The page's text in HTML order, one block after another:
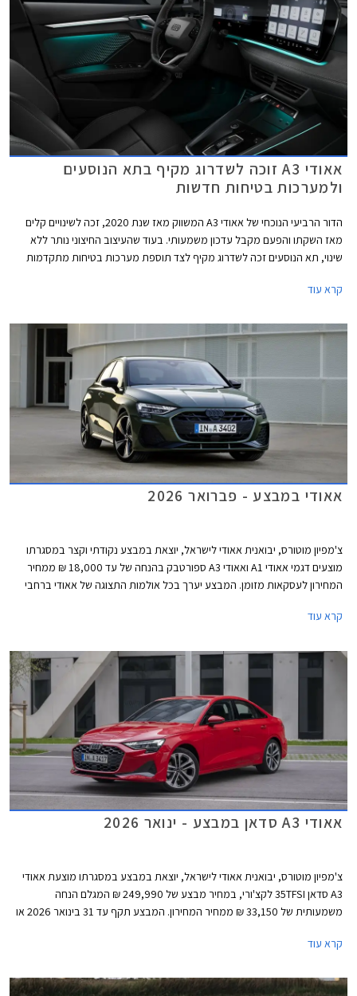
אאודי A3 זוכה לשדרוג מקיף בתא הנוסעים
ולמערכות בטיחות חדשות
הדור הרביעי הנוכחי של אאודי A3 המשווק מאז שנת 2020, זכה לשינויים קלים
מאז השקתו והפעם מקבל עדכון משמעותי. בעוד שהעיצוב החיצוני נותר ללא
שינוי, תא הנוסעים זכה לשדרוג מקיף לצד תוספת מערכות בטיחות מתקדמות
וסמלים חדשים בגרסאות הביצועים S3 ו- RS3.
קרא עוד
אאודי במבצע - פברואר 2026
צ'מפיון מוטורס, יבואנית אאודי לישראל, יוצאת במבצע נקודתי וקצר במסגרתו
מוצעים דגמי אאודי A1 ואאודי A3 ספורטבק בהנחה של עד 18,000 ₪ ממחיר
המחירון לעסקאות מזומן. המבצע יערך בכל אולמות התצוגה של אאודי ברחבי
קרא עוד
אאודי A3 סדאן במבצע - ינואר 2026
צ'מפיון מוטורס, יבואנית אאודי לישראל, יוצאת במבצע במסגרתו מוצעת אאודי
A3 סדאן 35TFSI לקצ'ורי, במחיר מבצע של 249,990 ₪ המגלם הנחה
משמעותית של 33,150 ₪ ממחיר המחירון. המבצע תקף עד 31 בינואר 2026 או
קרא עוד